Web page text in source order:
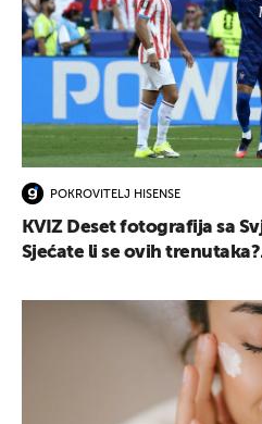
POKROVITELJ HISENSE
KVIZ Deset fotografija sa
Sjećate li se ovih